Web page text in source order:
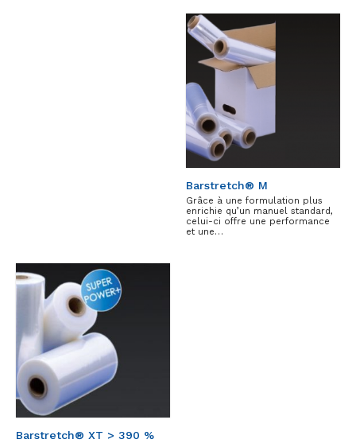
Barstretch® M
Grâce à une formulation plus
enrichie qu’un manuel standard,
celui-ci offre une performance
et une…
Barstretch® XT > 390 %